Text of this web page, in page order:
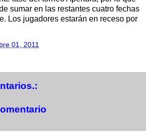
sumar en las restantes cuatro fechas
Los jugadores estarán en receso por
01, 2011